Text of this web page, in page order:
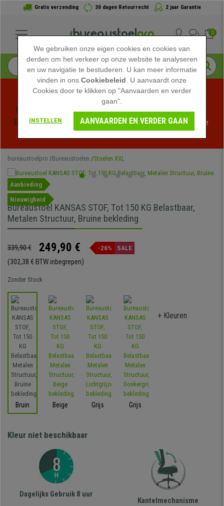
Gratis verzending 30 dagen Retourrecht 2 jaar Garantie
0
Profiteer van de Zomeruitverkoop bij bureaustoelpro!
Exclusieve kortingen voor een beperkte tijd - Bekijk de
bureaustoelpro Bureaustoelen Stoelen XXL
Aanbieding
Nieuwigheid
Bureaustoel KANSAS STOF, Tot 150 KG Belastbaar,
Metalen Structuur, Bruine bekleding
339,90 € 249,90 € -26% SALE
(302,38 € BTW inbegrepen)
Zonder Stock
Bruin Beige Grijs Grijs
+ Kleuren
Kleur niet beschikbaar
Dagelijks Gebruik 8 uur
Kantelmechanisme
We gebruiken onze eigen cookies en cookies van
derden om het verkeer op onze website te analyseren
en uw navigatie te bestuderen. U kan meer informatie
vinden in onsCookiebeleid . U aanvaardt onze
Cookies door te klikken op "Aanvaarden en verder
gaan".
INSTELLEN AANVAARDEN EN VERDER GAAN